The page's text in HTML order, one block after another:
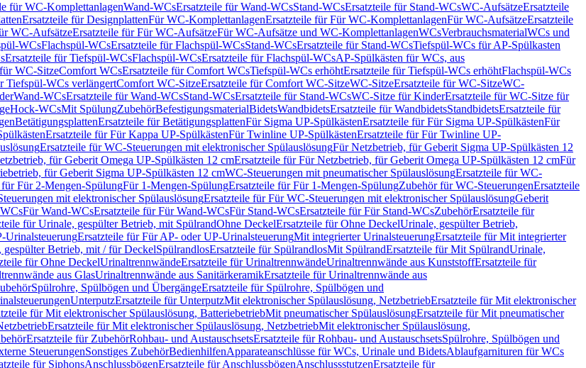
für WC-KomplettanlagenWand-WCsErsatzteile für Wand-WCsStand-WCsErsatzteile für Stand-WCsWC-AufsätzeErsatzteile
Ersatzteile für DesignplattenFür WC-KomplettanlagenErsatzteile für Für WC-KomplettanlagenFür WC-AufsätzeErsatzteile
WC-AufsätzeErsatzteile für Für WC-AufsätzeFür WC-Aufsätze und WC-KomplettanlagenWCsVerbrauchsmaterialWCs und
WCsFlachspül-WCsErsatzteile für Flachspül-WCsStand-WCsErsatzteile für Stand-WCsTiefspül-WCs für AP-Spülkasten
Ersatzteile für Tiefspül-WCsFlachspül-WCsErsatzteile für Flachspül-WCsAP-Spülkästen für WCs, aus
WC-SitzeComfort WCsErsatzteile für Comfort WCsTiefspül-WCs erhöhtErsatzteile für Tiefspül-WCs erhöhtFlachspül-WCs
Tiefspül-WCs verlängertComfort WC-SitzeErsatzteile für Comfort WC-SitzeWC-SitzeErsatzteile für WC-SitzeWC-
Wand-WCsErsatzteile für Wand-WCsStand-WCsErsatzteile für Stand-WCsWC-Sitze für KinderErsatzteile für WC-Sitze für
Hock-WCsMit SpülungZubehörBefestigungsmaterialBidetsWandbidetsErsatzteile für WandbidetsStandbidetsErsatzteile für
BetätigungsplattenErsatzteile für BetätigungsplattenFür Sigma UP-SpülkästenErsatzteile für Für Sigma UP-SpülkästenFür
Ersatzteile für Für Kappa UP-SpülkästenFür Twinline UP-SpülkästenErsatzteile für Für Twinline UP-
Ersatzteile für WC-Steuerungen mit elektronischer SpülauslösungFür Netzbetrieb, für Geberit Sigma UP-Spülkästen 12
für Geberit Omega UP-Spülkästen 12 cmErsatzteile für Für Netzbetrieb, für Geberit Omega UP-Spülkästen 12 cmFür
für Geberit Sigma UP-Spülkästen 12 cmWC-Steuerungen mit pneumatischer SpülauslösungErsatzteile für WC-
für Für 2-Mengen-SpülungFür 1-Mengen-SpülungErsatzteile für Für 1-Mengen-SpülungZubehör für WC-SteuerungenErsatzteile
mit elektronischer SpülauslösungErsatzteile für Für WC-Steuerungen mit elektronischer SpülauslösungGeberit
Für Wand-WCsErsatzteile für Für Wand-WCsFür Stand-WCsErsatzteile für Für Stand-WCsZubehörErsatzteile für
für Urinale, gespülter Betrieb, mit SpülrandOhne DeckelErsatzteile für Ohne DeckelUrinale, gespülter Betrieb,
UrinalsteuerungErsatzteile für Für AP- oder UP-UrinalsteuerungMit integrierter UrinalsteuerungErsatzteile für Mit integrierter
Betrieb, mit / für DeckelSpülrandlosErsatzteile für SpülrandlosMit SpülrandErsatzteile für Mit SpülrandUrinale,
für Ohne DeckelUrinaltrennwändeErsatzteile für UrinaltrennwändeUrinaltrennwände aus KunststoffErsatzteile für
aus GlasUrinaltrennwände aus SanitärkeramikErsatzteile für Urinaltrennwände aus
Spülrohre, Spülbögen und ÜbergängeErsatzteile für Spülrohre, Spülbögen und
UnterputzErsatzteile für UnterputzMit elektronischer Spülauslösung, NetzbetriebErsatzteile für Mit elektronischer
für Mit elektronischer Spülauslösung, BatteriebetriebMit pneumatischer SpülauslösungErsatzteile für Mit pneumatischer
Ersatzteile für Mit elektronischer Spülauslösung, NetzbetriebMit elektronischer Spülauslösung,
Ersatzteile für ZubehörRohbau- und AustauschsetsErsatzteile für Rohbau- und AustauschsetsSpülrohre, Spülbögen und
SteuerungenSonstiges ZubehörBedienhilfenApparateanschlüsse für WCs, Urinale und BidetsAblaufgarnituren für WCs
für SiphonsAnschlussbögenErsatzteile für AnschlussbögenAnschlussstutzenErsatzteile für